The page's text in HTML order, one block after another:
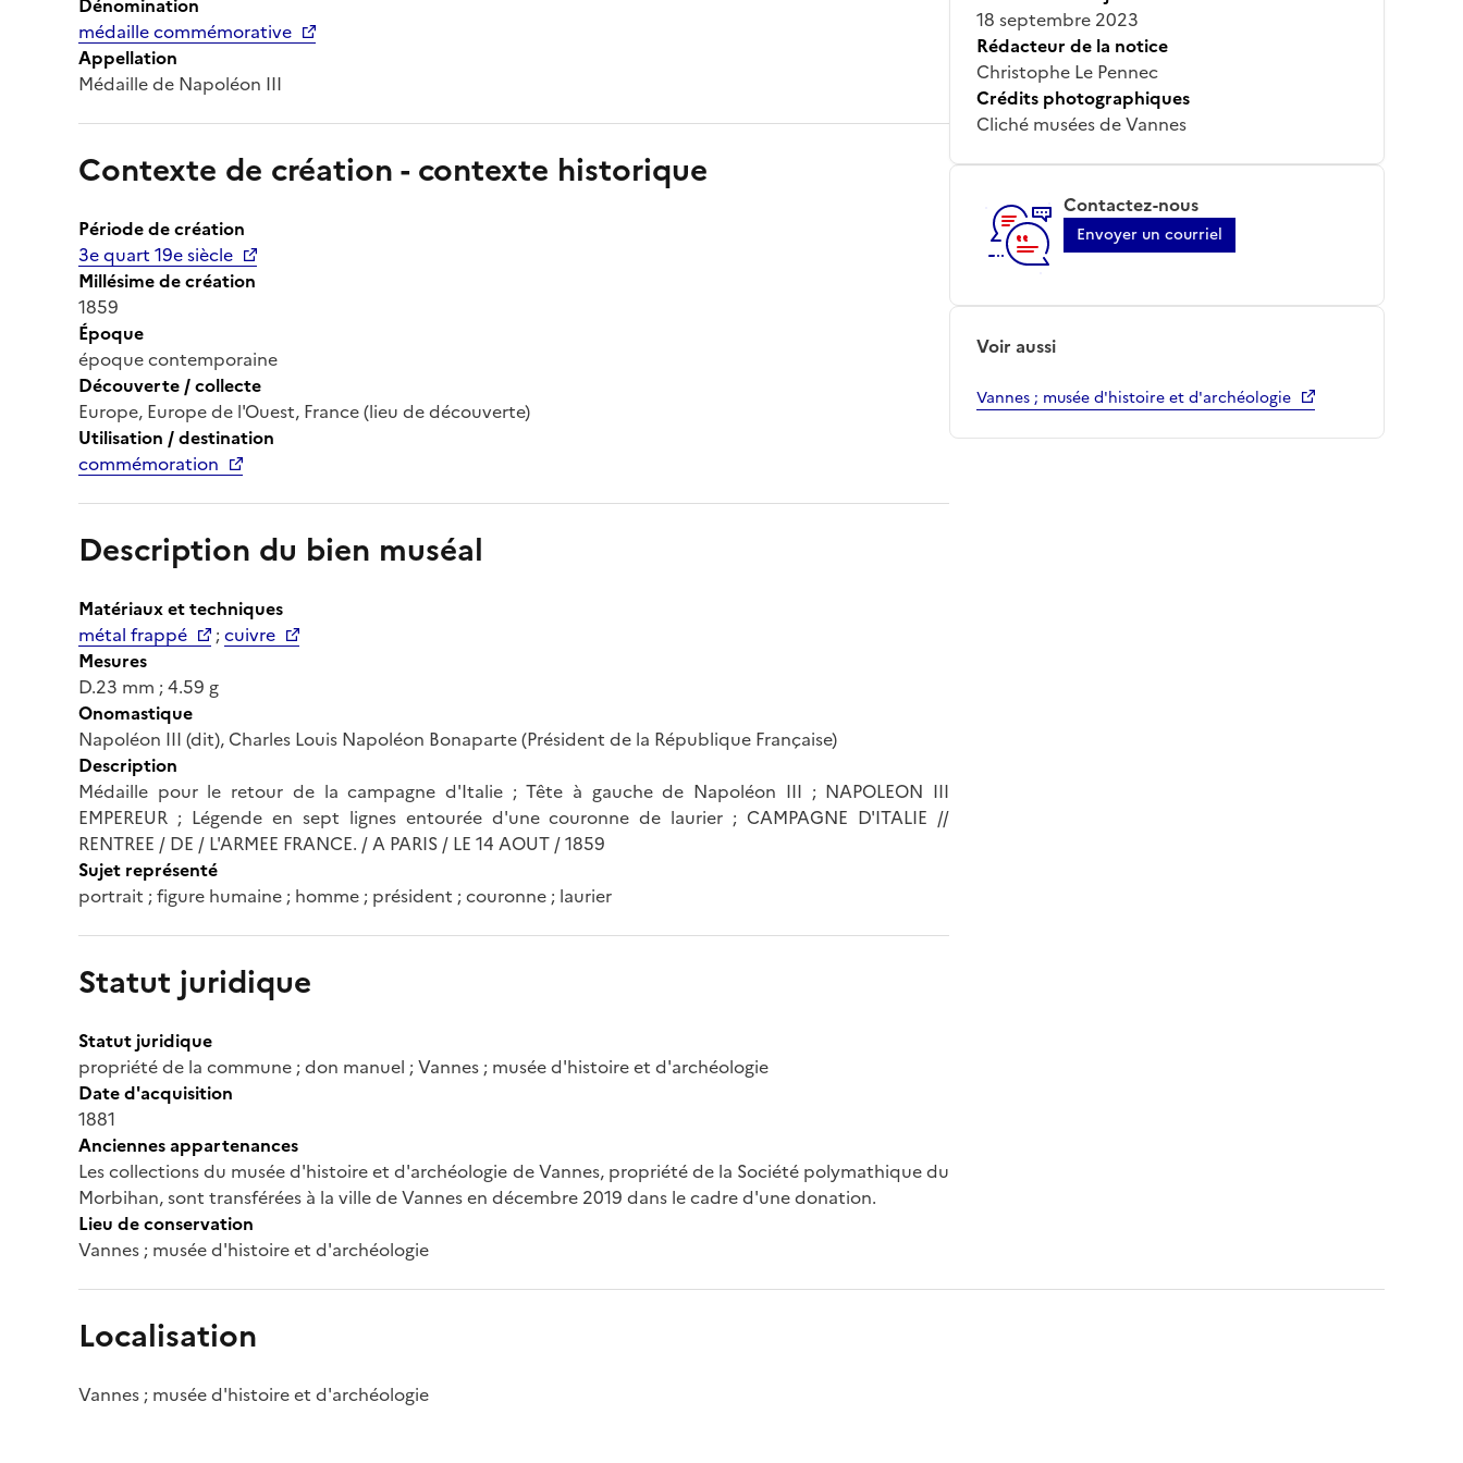
médaille commémorative
Appellation
Médaille de Napoléon III
Contexte de création - contexte historique
Période de création
3e quart 19e siècle
Millésime de création
1859
Époque
époque contemporaine
Découverte / collecte
Europe, Europe de l'Ouest, France (lieu de découverte)
Utilisation / destination
commémoration
Description du bien muséal
Matériaux et techniques
métal frappé
;cuivre
Mesures
D.23 mm ; 4.59 g
Onomastique
Napoléon III (dit), Charles Louis Napoléon Bonaparte (Président de la République Française)
Description
Médaille pour le retour de la campagne d'Italie ; Tête à gauche de Napoléon III ; NAPOLEON III
EMPEREUR ; Légende en sept lignes entourée d'une couronne de laurier ; CAMPAGNE D'ITALIE //
RENTREE / DE / L'ARMEE FRANCE. / A PARIS / LE 14 AOUT / 1859
Sujet représenté
portrait ; figure humaine ; homme ; président ; couronne ; laurier
Statut juridique
Statut juridique
propriété de la commune ; don manuel ; Vannes ; musée d'histoire et d'archéologie
Date d'acquisition
1881
Anciennes appartenances
Les collections du musée d'histoire et d'archéologie de Vannes, propriété de la Société polymathique du
Morbihan, sont transférées à la ville de Vannes en décembre 2019 dans le cadre d'une donation.
Lieu de conservation
Vannes ; musée d'histoire et d'archéologie
18 septembre 2023
Rédacteur de la notice
Christophe Le Pennec
Crédits photographiques
Cliché musées de Vannes
Contactez-nous
Envoyer un courriel
Voir aussi
Vannes ; musée d'histoire et d'archéologie
Localisation
Vannes ; musée d'histoire et d'archéologie